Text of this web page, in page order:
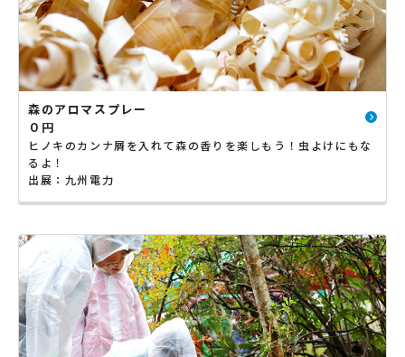
森のアロマスプレー
０円
ヒノキのカンナ屑を入れて森の香りを楽しもう！虫よけにもな
るよ！
出展：九州電力